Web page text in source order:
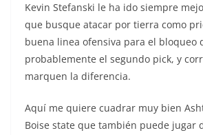
Kevin Stefanski le ha ido siempre
que busque atacar por tierra como
buena linea ofensiva para el bloqueo
probablemente el segundo pick, y
marquen la diferencia.
Aquí me quiere cuadrar muy bien
Boise state que también puede jugar